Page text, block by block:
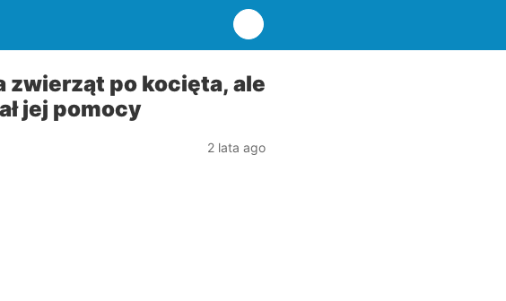
zwierząt po kocięta, ale
jej pomocy
2 lata ago